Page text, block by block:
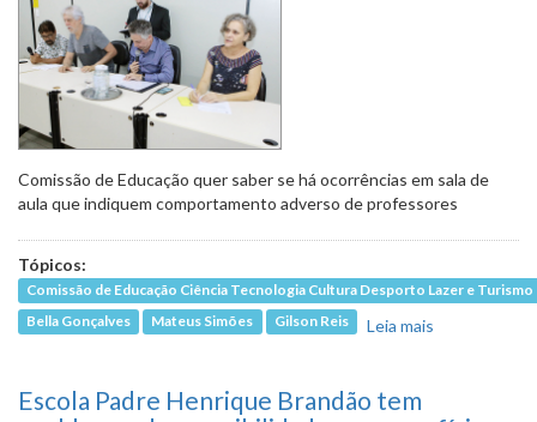
Comissão de Educação quer saber se há ocorrências em sala de
aula que indiquem comportamento adverso de professores
Tópicos:
Comissão de Educação Ciência Tecnologia Cultura Desporto Lazer e Turismo
Bella Gonçalves
Mateus Simões Gilson Reis Leia mais
Escola Padre Henrique Brandão tem